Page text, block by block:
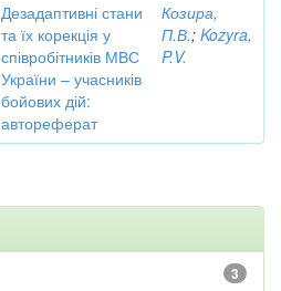
Дезадаптивні стани
та їх корекція у
співробітників МВС
України – учасників
бойових дій:
автореферат
Козира,
П.В.; Kozyra,
P.V.
3